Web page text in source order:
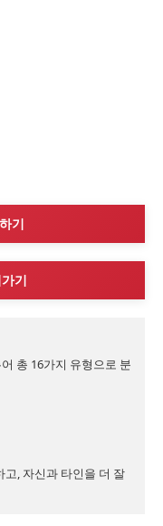
기
기
총 16가지 유형으로 분
, 자신과 타인을 더 잘